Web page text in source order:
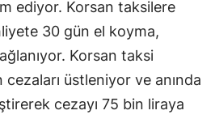
ediyor. Korsan taksilere
30 gün el koyma,
Korsan taksi
cezaları üstleniyor ve anında
cezayı 75 bin liraya